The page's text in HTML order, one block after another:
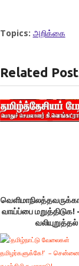
Topics: அறிக்கை
Related
வாய்ப்பை மறுத்திடுக!
வலியுறுத்தல்